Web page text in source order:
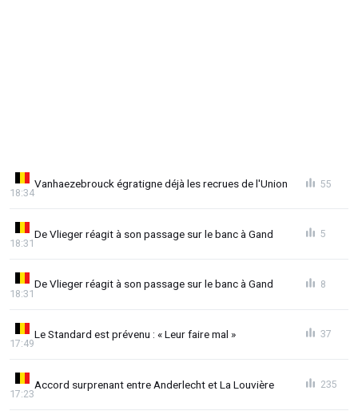
Vanhaezebrouck égratigne déjà les recrues de l'Union
18:34
55
De Vlieger réagit à son passage sur le banc à Gand
18:31
5
De Vlieger réagit à son passage sur le banc à Gand
18:31
8
Le Standard est prévenu : « Leur faire mal »
17:49
37
Accord surprenant entre Anderlecht et La Louvière
17:23
235